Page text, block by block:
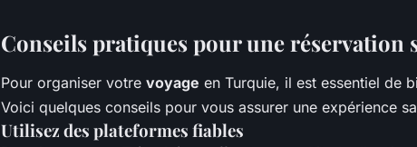
Conseils pratiques pour une réservation
Pour organiser votre voyage en Turquie, il est essentiel de
Voici quelques conseils pour vous assurer une expérience
Utilisez des plateformes fiables